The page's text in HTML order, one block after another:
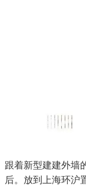
跟着新型建建外墙
后。放到上海环沪